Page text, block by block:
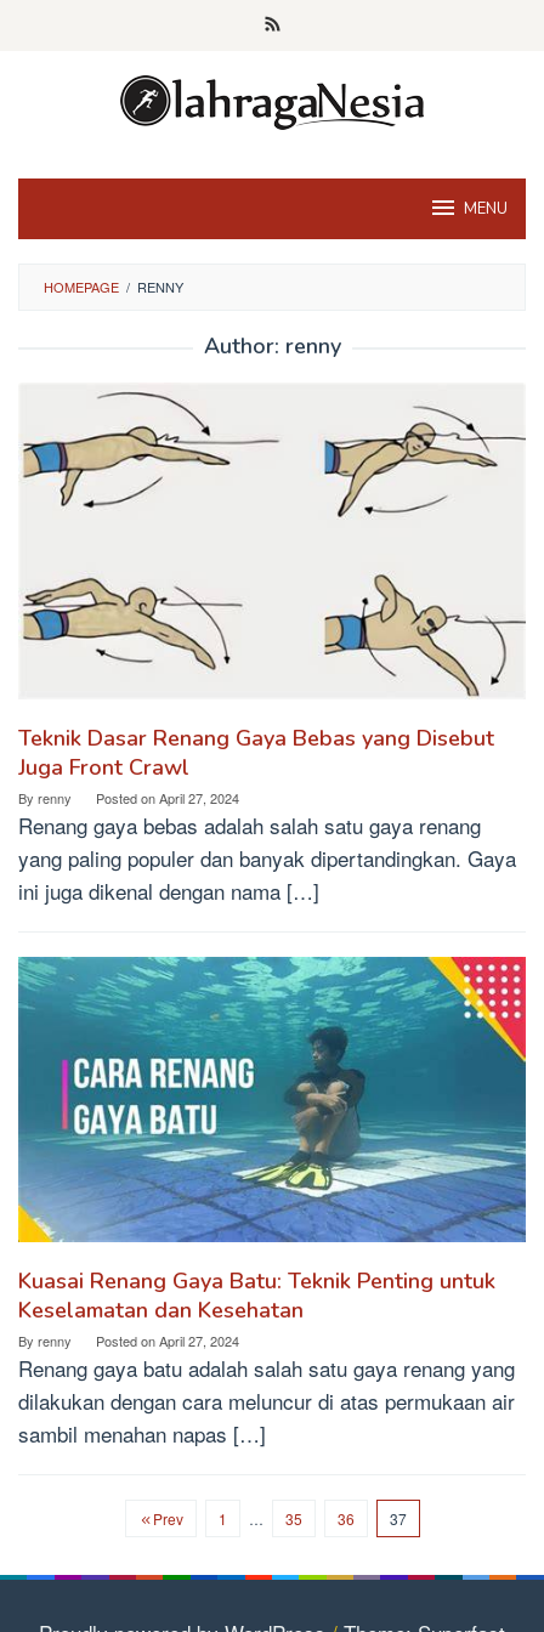
MENU
HOMEPAGE / RENNY
Author: renny
Teknik Dasar Renang Gaya Bebas yang Disebut
Juga Front Crawl
By renny Posted onApril 27, 2024
Renang gaya bebas adalah salah satu gaya renang
yang paling populer dan banyak dipertandingkan. Gaya
ini juga dikenal dengan nama […]
Kuasai Renang Gaya Batu: Teknik Penting untuk
Keselamatan dan Kesehatan
By renny Posted onApril 27, 2024
Renang gaya batu adalah salah satu gaya renang yang
dilakukan dengan cara meluncur di atas permukaan air
sambil menahan napas […]
Prev 1 … 35 36 37